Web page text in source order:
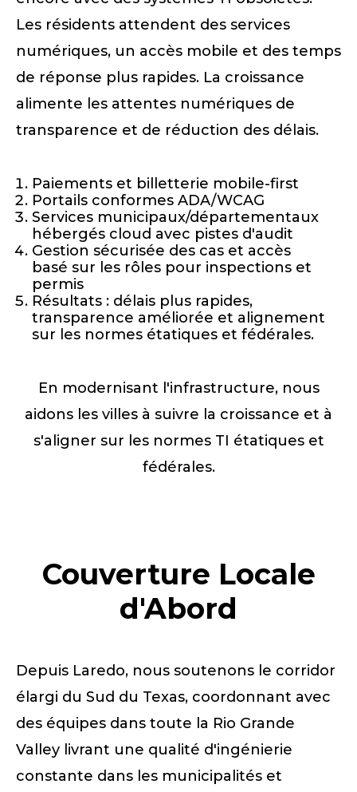
Les résidents attendent des services
numériques, un accès mobile et des temps
de réponse plus rapides. La croissance
alimente les attentes numériques de
transparence et de réduction des délais.
Paiements et billetterie mobile-first
Portails conformes ADA/WCAG
Services municipaux/départementaux
hébergés cloud avec pistes d'audit
Gestion sécurisée des cas et accès
basé sur les rôles pour inspections et
permis
Résultats : délais plus rapides,
transparence améliorée et alignement
sur les normes étatiques et fédérales.
En modernisant l'infrastructure, nous
aidons les villes à suivre la croissance et à
s'aligner sur les normes TI étatiques et
fédérales.
Couverture Locale
d'Abord
Depuis Laredo, nous soutenons le corridor
élargi du Sud du Texas, coordonnant avec
des équipes dans toute la Rio Grande
Valley livrant une qualité d'ingénierie
constante dans les municipalités et